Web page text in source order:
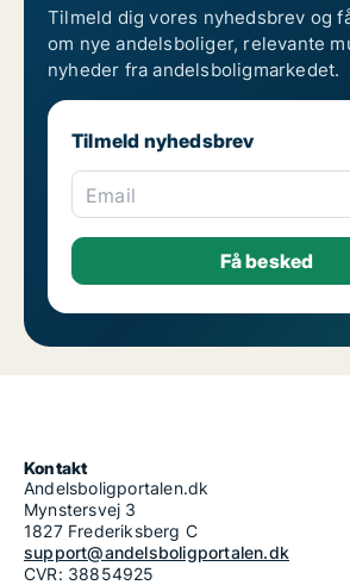
Tilmeld dig vores nyhedsbrev og
om nye andelsboliger, relevante
nyheder fra andelsboligmarkedet.
Tilmeld nyhedsbrev
Email
Kontakt
Andelsboligportalen.dk
Mynstersvej 3
1827 Frederiksberg C
support@andelsboligportalen.dk
CVR: 38854925